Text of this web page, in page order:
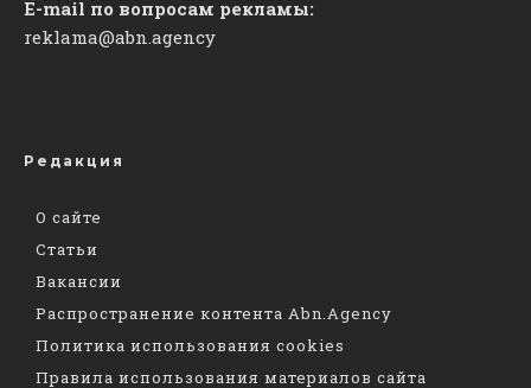
E-mail по вопросам рекламы:
reklama@abn.agency
Редакция
О сайте
Статьи
Вакансии
Распространение контента Abn.Agency
Политика использования cookies
Правила использования материалов сайта